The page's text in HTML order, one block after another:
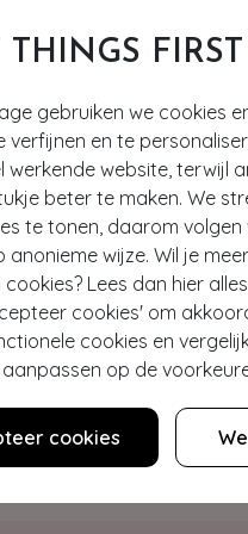
THINGS FIRST
gebruiken we cookies
verfijnen en te
werkende website, terwijl
beter te maken. We
te tonen, daarom
anonieme wijze. Wil je
Lees dan hier
cookies' om
cookies en
op de
cookies
Hey
Lees onze
WE